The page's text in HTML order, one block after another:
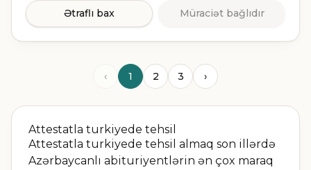
Ətraflı bax Müraciət bağlıdır
‹ 1 2 3 ›
Attestatla turkiyede tehsil
Attestatla turkiyede tehsil almaq son illərdə
Azərbaycanlı abituriyentlərin ən çox maraq